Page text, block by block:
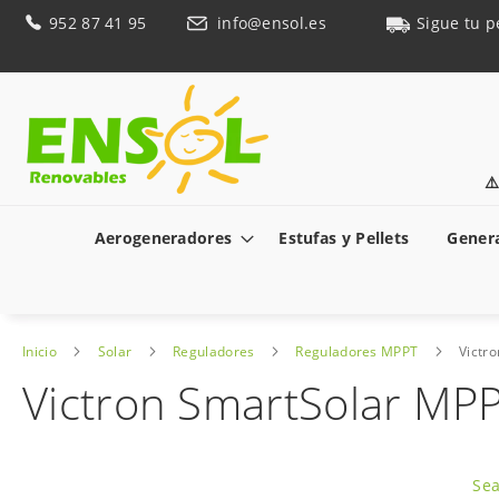
Ir
952 87 41 95 info@ensol.es
Sigue tu
⚠️
Aerogeneradores Estufas y Pellets
Inicio Solar Reguladores Reguladores MPPT
Victron SmartSolar